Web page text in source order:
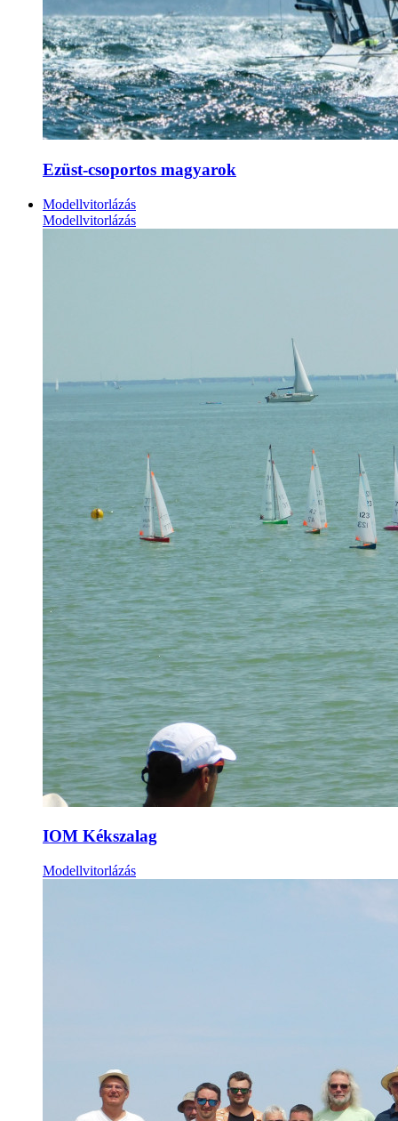
Ezüst-csoportos magyarok
Modellvitorlázás
Modellvitorlázás
IOM Kékszalag
Modellvitorlázás